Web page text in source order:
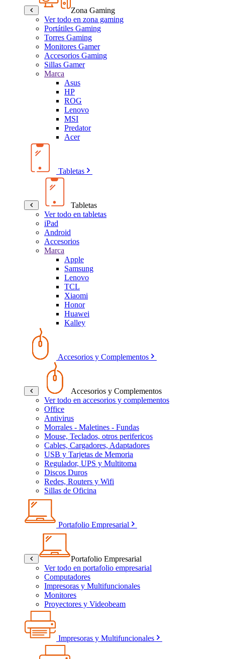
Zona Gaming
Ver todo en zona gaming
Portátiles Gaming
Torres Gaming
Monitores Gamer
Accesorios Gaming
Sillas Gamer
Marca
Asus
HP
ROG
Lenovo
MSI
Predator
Acer
Tabletas
Tabletas
Ver todo en tabletas
iPad
Android
Accesorios
Marca
Apple
Samsung
Lenovo
TCL
Xiaomi
Honor
Huawei
Kalley
Accesorios y Complementos
Accesorios y Complementos
Ver todo en accesorios y complementos
Office
Antivirus
Morrales - Maletines - Fundas
Mouse, Teclados, otros perifericos
Cables, Cargadores, Adaptadores
USB y Tarjetas de Memoria
Regulador, UPS y Multitoma
Discos Duros
Redes, Routers y Wifi
Sillas de Oficina
Portafolio Empresarial
Portafolio Empresarial
Ver todo en portafolio empresarial
Computadores
Impresoras y Multifuncionales
Monitores
Proyectores y Videobeam
Impresoras y Multifuncionales